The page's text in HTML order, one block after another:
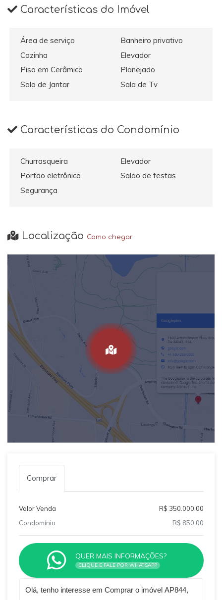
Características do Imóvel
Área de serviço
Banheiro privativo
Cozinha
Elevador
Piso em Cerâmica
Planejado
Sala de Jantar
Sala de Tv
Características do Condomínio
Churrasqueira
Elevador
Portão eletrônico
Salão de festas
Segurança
Localização Como chegar
Comprar
Valor Venda
R$ 350.000,00
Condomínio
R$ 850,00
QUER MAIS INFORMAÇÕES?
CLIQUE E FALE POR WHATSAPP